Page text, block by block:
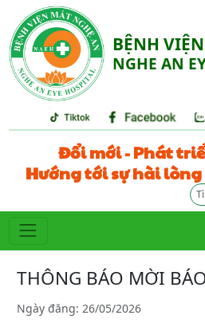
BỆNH
NGHE AN
Đổi mới - Phát
Hướng tới sự hài
THÔNG BÁO MỜI
Ngày đăng: 26/05/2026